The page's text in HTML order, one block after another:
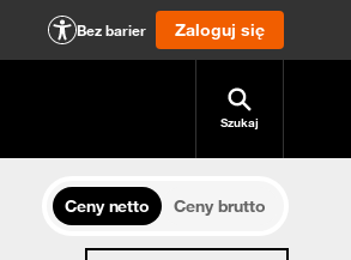
Bez barier Zaloguj się
Szukaj
Ceny netto
Ceny brutto